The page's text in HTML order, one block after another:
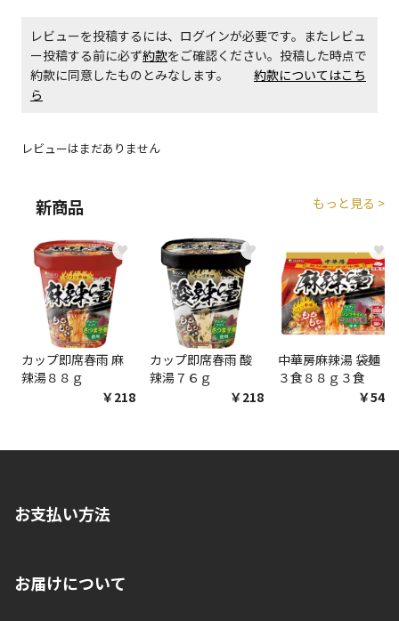
レビューを投稿するには、ログインが必要です。またレビュ
ー投稿する前に必ず約款をご確認ください。投稿した時点で
約款に同意したものとみなします。 約款についてはこち
ら
レビューはまだありません
新商品 もっと見る >
♥
カップ即席春雨 麻
辣湯８８ｇ
￥218
♥
カップ即席春雨 酸
辣湯７６ｇ
￥218
♥
中華房麻辣湯 袋麺
３食８８ｇ３食
￥548
お支払い方法
いいただくことはできません。ご了承ください。
お届けについて